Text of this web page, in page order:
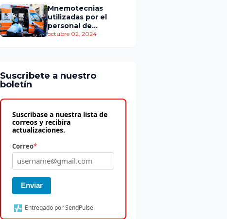
Mnemotecnias
utilizadas por el
personal de
atención
octubre 02, 2024
Suscribete a nuestro
boletín
Suscribase a nuestra lista de
correos y recibira
actualizaciones.
Correo*
Enviar
Entregado por SendPulse